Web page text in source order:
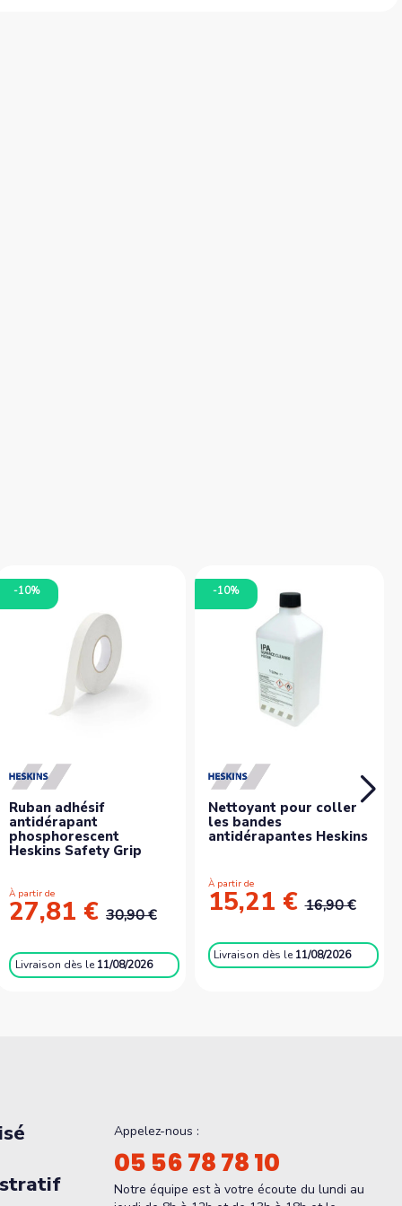
Ruban adhésif
antidérapant
phosphorescent
Heskins Safety Grip
À partir de
27,81 € 30,90 €
Livraison dès le 11/08/2026
-10%
Nettoyant pour coller
les bandes
antidérapantes Heskins
À partir de
15,21 €16,90 €
Livraison dès le 11/08/2026
-10%
Appelez-nous :
05 56 78 78 10
Notre équipe est à votre écoute du lundi au